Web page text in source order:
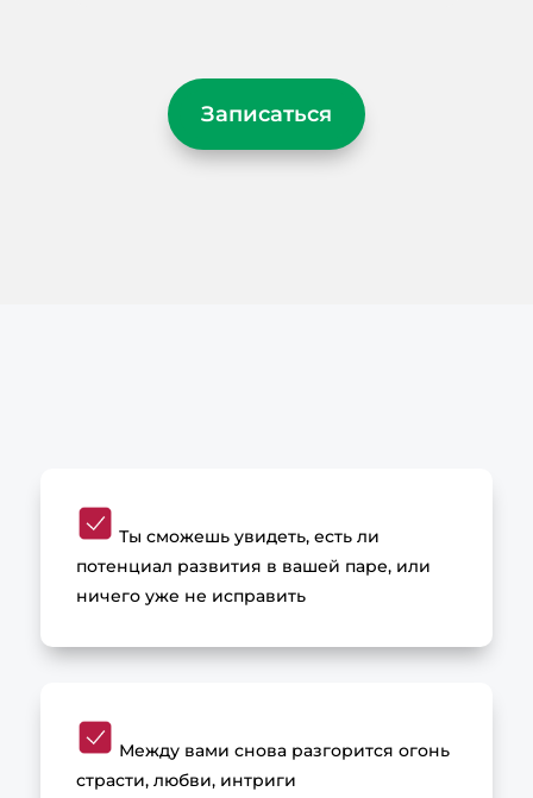
Записаться
Ты сможешь увидеть, есть ли
потенциал развития в вашей паре, или
ничего уже не исправить
Между вами снова разгорится огонь
страсти, любви, интриги